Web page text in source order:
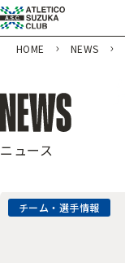
HOME NEWS
ニュース
チーム・選手情報